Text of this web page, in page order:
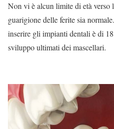
Non vi è alcun limite di età verso
guarigione delle ferite sia
inserire gli impianti dentali è di
sviluppo ultimati dei mascellari.